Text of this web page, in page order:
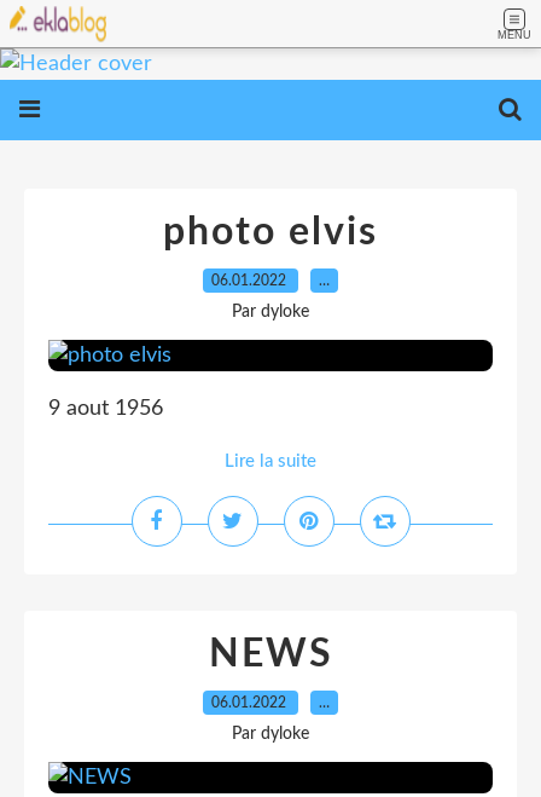
MENU
photo elvis
06.01.2022 …
Par dyloke
9 aout 1956
Lire la suite
NEWS
06.01.2022 …
Par dyloke